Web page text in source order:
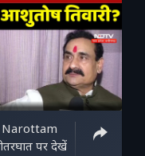
Narottam
पर देखें